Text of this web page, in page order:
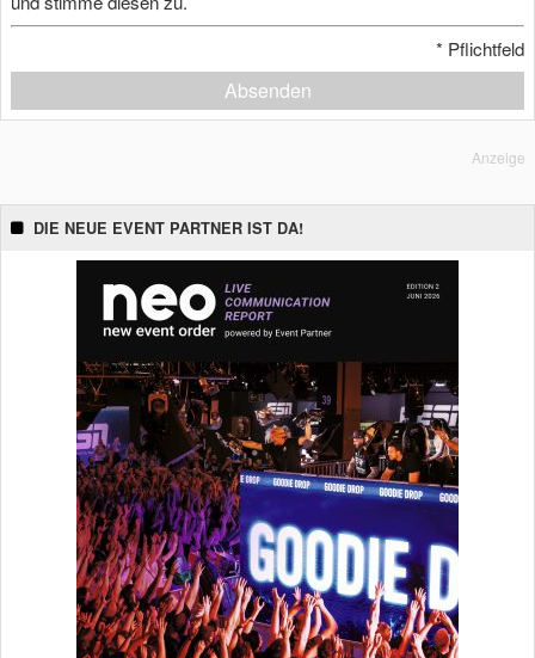
* Pflichtfeld
Absenden
Anzeige
DIE NEUE EVENT PARTNER IST DA!